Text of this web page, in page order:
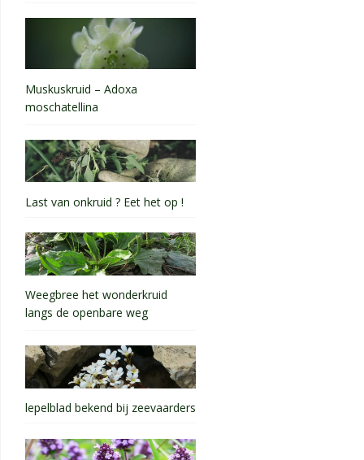
Muskuskruid – Adoxa
moschatellina
Last van onkruid ? Eet het op !
Weegbree het wonderkruid
langs de openbare weg
lepelblad bekend bij zeevaarders